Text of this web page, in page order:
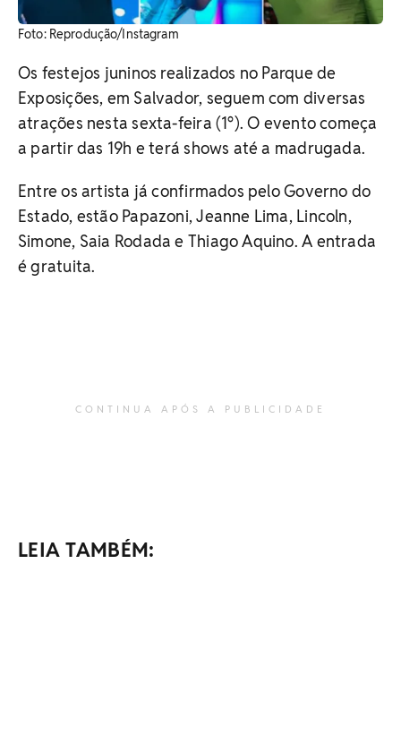
Foto: Reprodução/Instagram
Os festejos juninos realizados no Parque de
Exposições, em Salvador, seguem com diversas
atrações nesta sexta-feira (1°). O evento começa
a partir das 19h e terá shows até a madrugada.
Entre os artista já confirmados pelo Governo do
Estado, estão Papazoni, Jeanne Lima, Lincoln,
Simone, Saia Rodada e Thiago Aquino. A entrada
é gratuita.
CONTINUA APÓS A PUBLICIDADE
LEIA TAMBÉM: